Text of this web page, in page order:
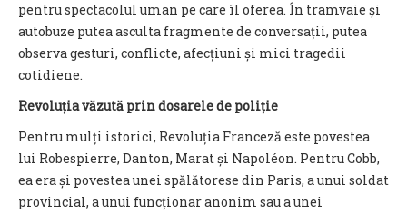
pentru spectacolul uman pe care îl oferea. În tramvaie și
autobuze putea asculta fragmente de conversații, putea
observa gesturi, conflicte, afecțiuni și mici tragedii
cotidiene.
Revoluția văzută prin dosarele de poliție
Pentru mulți istorici, Revoluția Franceză este povestea
lui Robespierre, Danton, Marat și Napoléon. Pentru Cobb,
ea era și povestea unei spălătorese din Paris, a unui soldat
provincial, a unui funcționar anonim sau a unei